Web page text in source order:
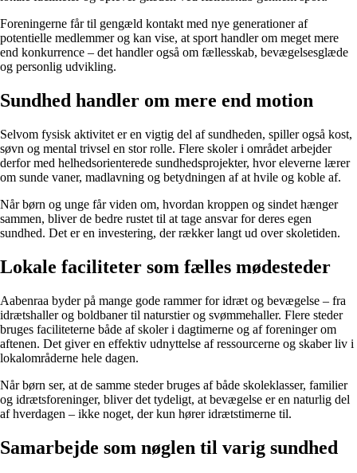
Foreningerne får til gengæld kontakt med nye generationer af
potentielle medlemmer og kan vise, at sport handler om meget mere
end konkurrence – det handler også om fællesskab, bevægelsesglæde
og personlig udvikling.
Sundhed handler om mere end motion
Selvom fysisk aktivitet er en vigtig del af sundheden, spiller også kost,
søvn og mental trivsel en stor rolle. Flere skoler i området arbejder
derfor med helhedsorienterede sundhedsprojekter, hvor eleverne lærer
om sunde vaner, madlavning og betydningen af at hvile og koble af.
Når børn og unge får viden om, hvordan kroppen og sindet hænger
sammen, bliver de bedre rustet til at tage ansvar for deres egen
sundhed. Det er en investering, der rækker langt ud over skoletiden.
Lokale faciliteter som fælles mødesteder
Aabenraa byder på mange gode rammer for idræt og bevægelse – fra
idrætshaller og boldbaner til naturstier og svømmehaller. Flere steder
bruges faciliteterne både af skoler i dagtimerne og af foreninger om
aftenen. Det giver en effektiv udnyttelse af ressourcerne og skaber liv i
lokalområderne hele dagen.
Når børn ser, at de samme steder bruges af både skoleklasser, familier
og idrætsforeninger, bliver det tydeligt, at bevægelse er en naturlig del
af hverdagen – ikke noget, der kun hører idrætstimerne til.
Samarbejde som nøglen til varig sundhed